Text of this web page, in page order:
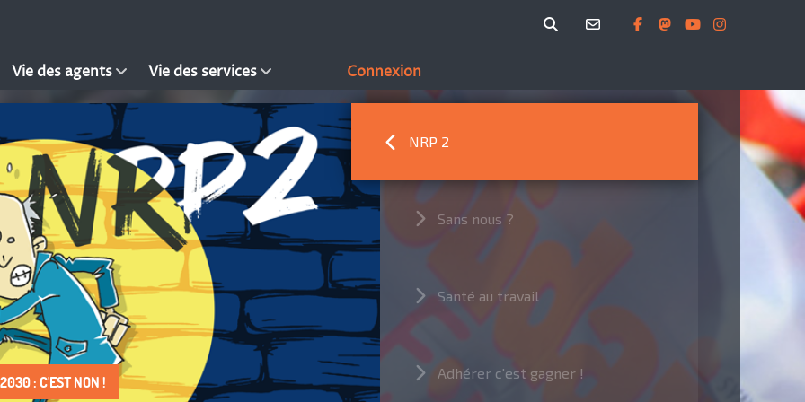
Vie des agents Vie des services Connexion
: C'EST NON !
DROIT À FAIRE VIVRE !
NRP 2
Sans nous ?
Santé au travail
Adhérer c'est gagner !